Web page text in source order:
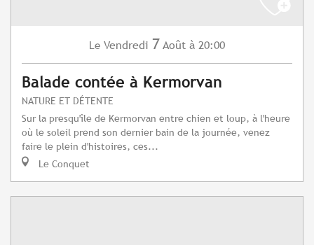
Le Vendredi 7 Août à 20:00
Balade contée à Kermorvan
NATURE ET DÉTENTE
Sur la presqu'île de Kermorvan entre chien et loup, à l'heure
où le soleil prend son dernier bain de la journée, venez
faire le plein d'histoires, ces...
Le Conquet